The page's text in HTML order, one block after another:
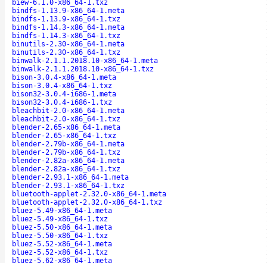
biew-6.1.0-x86_64-1.txz
bindfs-1.13.9-x86_64-1.meta
bindfs-1.13.9-x86_64-1.txz
bindfs-1.14.3-x86_64-1.meta
bindfs-1.14.3-x86_64-1.txz
binutils-2.30-x86_64-1.meta
binutils-2.30-x86_64-1.txz
binwalk-2.1.1.2018.10-x86_64-1.meta
binwalk-2.1.1.2018.10-x86_64-1.txz
bison-3.0.4-x86_64-1.meta
bison-3.0.4-x86_64-1.txz
bison32-3.0.4-i686-1.meta
bison32-3.0.4-i686-1.txz
bleachbit-2.0-x86_64-1.meta
bleachbit-2.0-x86_64-1.txz
blender-2.65-x86_64-1.meta
blender-2.65-x86_64-1.txz
blender-2.79b-x86_64-1.meta
blender-2.79b-x86_64-1.txz
blender-2.82a-x86_64-1.meta
blender-2.82a-x86_64-1.txz
blender-2.93.1-x86_64-1.meta
blender-2.93.1-x86_64-1.txz
bluetooth-applet-2.32.0-x86_64-1.meta
bluetooth-applet-2.32.0-x86_64-1.txz
bluez-5.49-x86_64-1.meta
bluez-5.49-x86_64-1.txz
bluez-5.50-x86_64-1.meta
bluez-5.50-x86_64-1.txz
bluez-5.52-x86_64-1.meta
bluez-5.52-x86_64-1.txz
bluez-5.62-x86_64-1.meta